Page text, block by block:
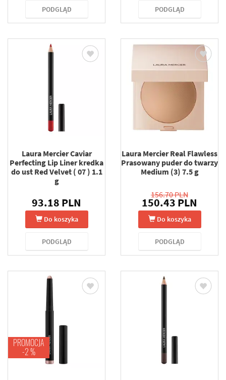
PODGLĄD PODGLĄD
Laura Mercier Caviar
Perfecting Lip Liner kredka
do ust Red Velvet ( 07 ) 1.1
g
93.18 PLN
Do koszyka
PODGLĄD
Laura Mercier Real Flawless
Prasowany puder do twarzy
Medium (3) 7.5 g
156.70 PLN
150.43 PLN
Do koszyka
PODGLĄD
PROMOCJA
-2 %